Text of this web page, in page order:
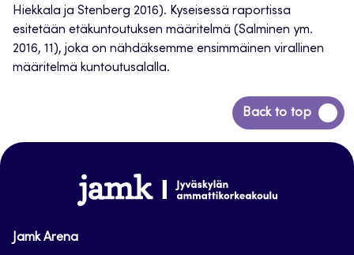
Hiekkala ja Stenberg 2016). Kyseisessä raportissa
esitetään etäkuntoutuksen määritelmä (Salminen ym.
2016, 11), joka on nähdäksemme ensimmäinen virallinen
määritelmä kuntoutusalalla.
Back to top
Siirry
takaisin
www.jamk.fi
Jamk Arena